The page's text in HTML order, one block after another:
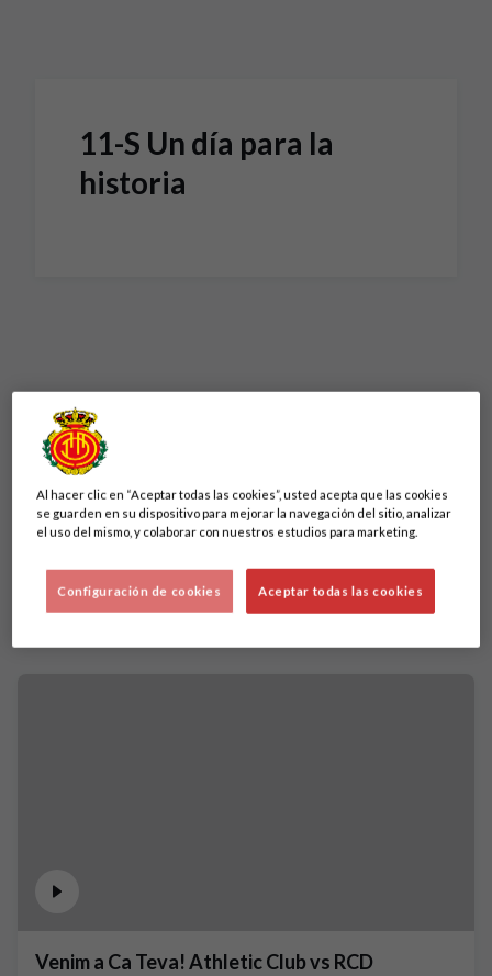
11-S Un día para la
historia
Venim a Ca Teva! Athletic Club vs RCD
Al hacer clic en “Aceptar todas las cookies”, usted acepta que las cookies
se guarden en su dispositivo para mejorar la navegación del sitio, analizar
el uso del mismo, y colaborar con nuestros estudios para marketing.
Aceptar todas las cookies
Configuración de cookies